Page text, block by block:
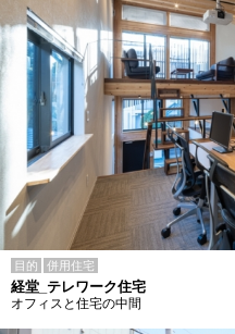
目的 併用住宅
経堂_テレワーク住宅
オフィスと住宅の中間